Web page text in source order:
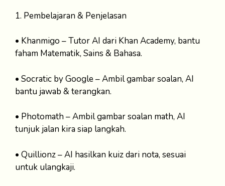
1. Pembelajaran & Penjelasan
• Khanmigo – Tutor AI dari Khan Academy, bantu
faham Matematik, Sains & Bahasa.
• Socratic by Google – Ambil gambar soalan, AI
bantu jawab & terangkan.
• Photomath – Ambil gambar soalan math, AI
tunjuk jalan kira siap langkah.
• Quillionz – AI hasilkan kuiz dari nota, sesuai
untuk ulangkaji.